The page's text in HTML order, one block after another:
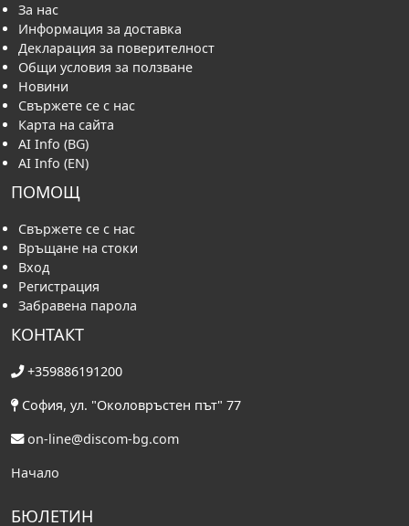
За нас
Информация за доставка
Декларация за поверителност
Общи условия за ползване
Новини
Свържете се с нас
Карта на сайта
AI Info (BG)
AI Info (EN)
ПОМОЩ
Свържете се с нас
Връщане на стоки
Вход
Регистрация
Забравена парола
КОНТАКТ
+359886191200
София, ул. "Околовръстен път" 77
on-line@discom-bg.com
Начало
БЮЛЕТИН